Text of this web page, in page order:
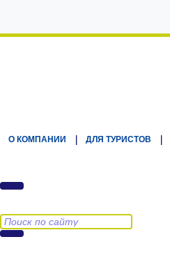
О КОМПАНИИ ДЛЯ ТУРИСТОВ